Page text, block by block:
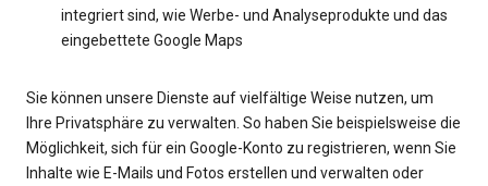
integriert sind, wie Werbe- und Analyseprodukte und das
eingebettete Google Maps
Sie können unsere Dienste auf vielfältige Weise nutzen, um
Ihre Privatsphäre zu verwalten. So haben Sie beispielsweise die
Möglichkeit, sich für ein Google-Konto zu registrieren, wenn Sie
Inhalte wie E-Mails und Fotos erstellen und verwalten oder